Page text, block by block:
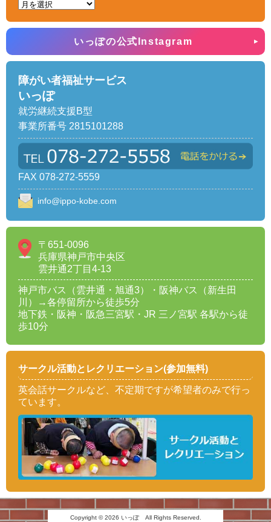
いっぽの公式Instagram
障がい者福祉サービス
いっぽ
就労継続支援B型
事業所番号 2815101288
FAX 078-272-5559
info@ippo-kobe.com
〒651-0096
兵庫県神戸市中央区
雲井通2丁目4-13
神戸市バス（雲井通・旭通3）・阪神バス（新生田
川）→各停留所から徒歩5分
地下鉄・阪神・阪急三宮駅・JR 三ノ宮駅 各駅から徒
歩10分
サークル活動とレクリエーション(参加無料)
英会話サークルなど、不定期ですが希望者のみで行っ
ています。
Copyright © 2026 いっぽ All Rights Reserved.